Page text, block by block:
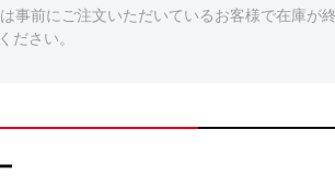
事前にご注文いただいているお客様で在庫が
ださい。